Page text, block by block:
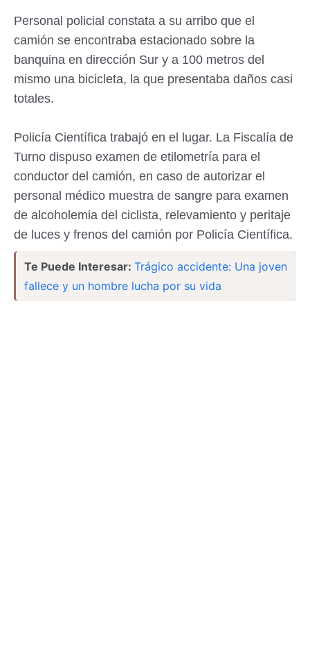
Personal policial constata a su arribo que el
camión se encontraba estacionado sobre la
banquina en dirección Sur y a 100 metros del
mismo una bicicleta, la que presentaba daños casi
totales.
Policía Científica trabajó en el lugar. La Fiscalía de
Turno dispuso examen de etilometría para el
conductor del camión, en caso de autorizar el
personal médico muestra de sangre para examen
de alcoholemia del ciclista, relevamiento y peritaje
de luces y frenos del camión por Policía Científica.
Te Puede Interesar: Trágico accidente: Una joven
fallece y un hombre lucha por su vida